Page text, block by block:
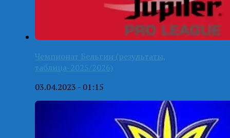
Чемпионат Бельгии (результаты,
таблица-2025/2026)
03.04.2023 - 01:15